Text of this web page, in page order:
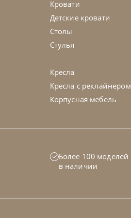
Кровати
Детские кровати
Столы
Стулья
Кресла
Кресла с реклайнером
Корпусная мебель
Более 100 моделей
в наличии